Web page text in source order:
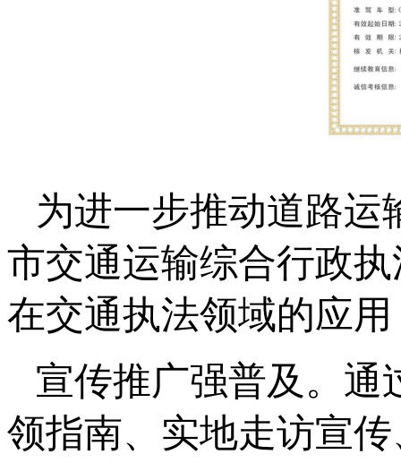
为进一步推动道路运
市交通运输综合行政
在交通执法领域的应
宣传推广强普及。通
领指南、实地走访宣